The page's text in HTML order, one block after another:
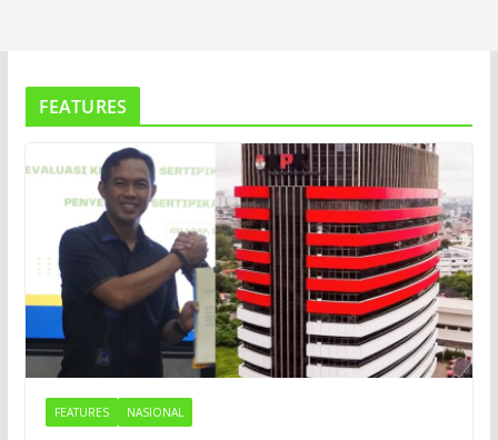
FEATURES
FEATURES NASIONAL